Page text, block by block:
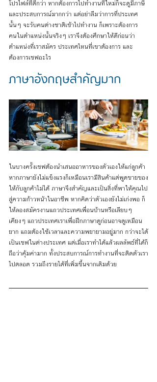
โปรไฟล์ที่ดีกว่า หากต้องการไปทำงานที่ใหม่ก็จะดูมีภาษี
และประสบการณ์มากกว่า แต่อย่าลืมว่าการที่ประเทศ
นั้นๆ จะรับคนต่างชาติเข้าไปทำงาน ก็เพราะต้องการ
คนในตำแหน่งนั้นจริงๆ เราจึงต้องศึกษาให้ดีก่อนว่า
ตำแหน่งที่เราสมัคร ประเทศไหนที่เขาต้องการ และ
ต้องการเชฟอะไร
ภาษาอังกฤษสำคัญมาก
ในบางครั้งเชฟต้องนำเสนออาหารของตัวเองให้แก่ลูกค้า
หากภาษายังไม่แข็งแรงก็เหมือนเรามีสินค้าแต่พูดขายของ
ให้กับลูกค้าไม่ได้ ภาษาจึงสำคัญและเป็นสิ่งที่พาให้คุณไป
สู่ความก้าวหน้าในอาชีพ หากคิดว่าตัวเองยังไม่เก่งพอ ก็
ให้ลองสมัครงานแถวประเทศเพื่อนบ้านหรือเลียบๆ
เคียงๆ แถวประเทศเราเพื่อฝึกภาษาดูก่อนอาจดูเหมือน
ยาก แถมต้องใช้เวลาและความพยายามอยู่มาก กว่าจะได้
เป็นเชฟในต่างประเทศ แต่เมื่อเราทำได้แล้วผลลัพธ์ที่ได้ก็
ถือว่าคุ้มค่ามาก ทั้งประสบการณ์การทำงานที่จะติดตัวเรา
ไปตลอด รวมถึงรายได้ที่เพิ่มขึ้นจากเดิมด้วย